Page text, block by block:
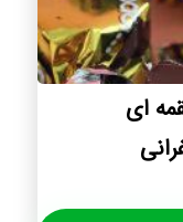
ای